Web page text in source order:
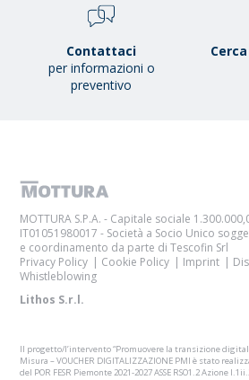
Contattaci
per informazioni o
preventivo
MOTTURA S.P.A. - Capitale sociale
IT01051980017 - Società a Socio Unico
e coordinamento da parte di Tescofin Srl
Privacy Policy
Cookie Policy Imprint
Whistleblowing
Lithos S.r.l.
Il progetto/l’intervento “Promuovere la transizione
Misura – VOUCHER DIGITALIZZAZIONE PMI è stato
del POR FESR Piemonte 2021-2027 ASSE RSO1.2 Azione